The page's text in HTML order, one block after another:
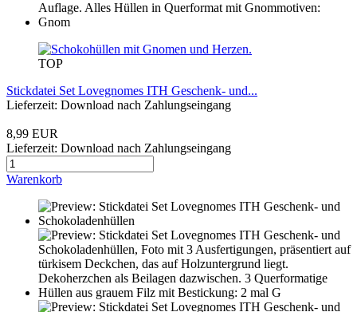
TOP
Stickdatei Set Lovegnomes ITH Geschenk- und...
Lieferzeit: Download nach Zahlungseingang
8,99 EUR
Lieferzeit: Download nach Zahlungseingang
Warenkorb